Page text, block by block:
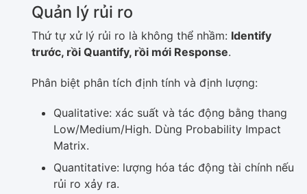
Quản lý rủi ro
Thứ tự xử lý rủi ro là không thể nhầm: Identify
trước, rồi Quantify, rồi mới Response.
Phân biệt phân tích định tính và định lượng:
Qualitative: xác suất và tác động bằng thang
Low/Medium/High. Dùng Probability Impact
Matrix.
Quantitative: lượng hóa tác động tài chính nếu
rủi ro xảy ra.